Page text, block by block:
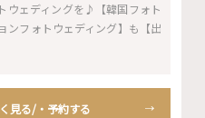
ウェディングを♪【韓国フォト
ンフォトウェディング】も【出
見る/・予約する